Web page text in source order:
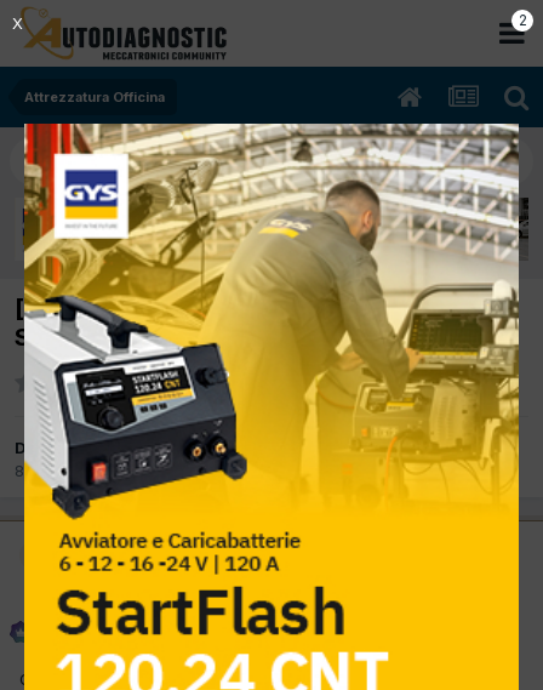
Attrezzatura Officina
[Localizzatori e rilevatori incidente] Meta
System
Da Phoenix
8 Marzo 2008inAttrezzatura Officina
Amministratore
Phoenix
Inviato8 Marzo 2008
Qualcuno in collaborazione con Meta e le assicurazioni li monta?
2
X